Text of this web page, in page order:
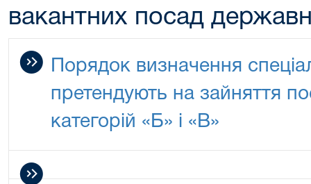
вакантних посад
Порядок визначення
претендують на зайняття
категорій «Б» і «В»